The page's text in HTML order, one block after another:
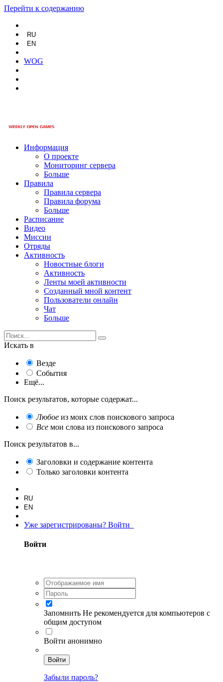
Перейти к содержанию
RU
EN
WOG
Информация
О проекте
Мониторинг сервера
Больше
Правила
Правила сервера
Правила форума
Больше
Расписание
Видео
Миссии
Отряды
Активность
Новостные блоги
Активность
Ленты моей активности
Созданный мной контент
Пользователи онлайн
Чат
Больше
Искать в
Везде
События
Ещё...
Поиск результатов, которые содержат...
Любое из моих слов поискового запроса
Все мои слова из поискового запроса
Поиск результатов в...
Заголовки и содержание контента
Только заголовки контента
RU
EN
Уже зарегистрированы? Войти
Войти
Запомнить Не рекомендуется для компьютеров с
общим доступом
Войти анонимно
Войти
Забыли пароль?